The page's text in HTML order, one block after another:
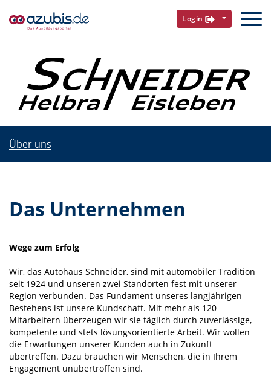
Login
Über uns
Das Unternehmen
Wege zum Erfolg
Wir, das Autohaus Schneider, sind mit automobiler Tradition
seit 1924 und unseren zwei Standorten fest mit unserer
Region verbunden. Das Fundament unseres langjährigen
Bestehens ist unsere Kundschaft. Mit mehr als 120
Mitarbeitern überzeugen wir sie täglich durch zuverlässige,
kompetente und stets lösungsorientierte Arbeit. Wir wollen
die Erwartungen unserer Kunden auch in Zukunft
übertreffen. Dazu brauchen wir Menschen, die in Ihrem
Engagement unübertroffen sind.